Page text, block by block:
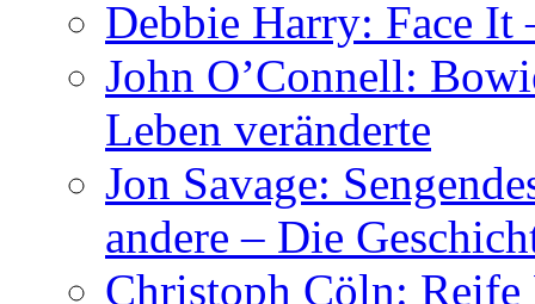
Debbie Harry: Face
John O’Connell:
Leben veränderte
Jon Savage:
andere – Die
Christoph Cöln: